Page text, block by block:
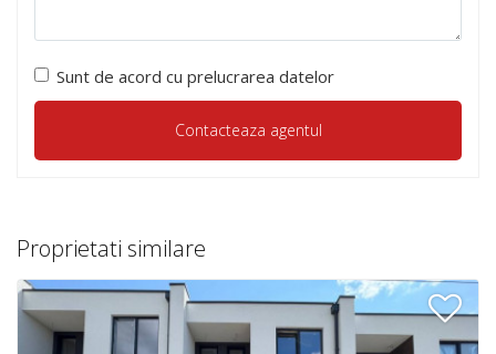
Sunt de acord cu prelucrarea datelor
Proprietati similare